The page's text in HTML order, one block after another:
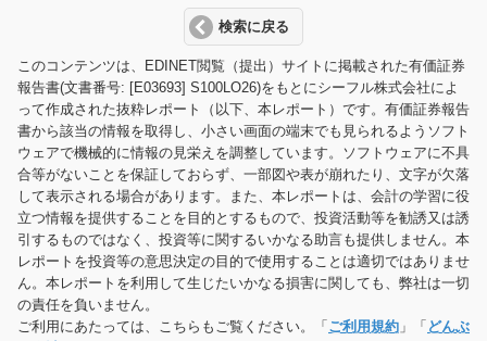
検索に戻る
このコンテンツは、EDINET閲覧（提出）サイトに掲載された有価証券
報告書(文書番号: [E03693] S100LO26)をもとにシーフル株式会社によ
って作成された抜粋レポート（以下、本レポート）です。有価証券報告
書から該当の情報を取得し、小さい画面の端末でも見られるようソフト
ウェアで機械的に情報の見栄えを調整しています。ソフトウェアに不具
合等がないことを保証しておらず、一部図や表が崩れたり、文字が欠落
して表示される場合があります。また、本レポートは、会計の学習に役
立つ情報を提供することを目的とするもので、投資活動等を勧誘又は誘
引するものではなく、投資等に関するいかなる助言も提供しません。本
レポートを投資等の意思決定の目的で使用することは適切ではありませ
ん。本レポートを利用して生じたいかなる損害に関しても、弊社は一切
の責任を負いません。
ご利用にあたっては、こちらもご覧ください。「 ご利用規約 」「 どんぶ